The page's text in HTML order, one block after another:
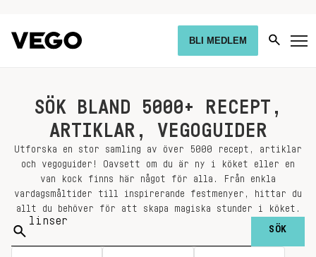
BLI MEDLEM
SÖK BLAND 5000+ RECEPT,
ARTIKLAR, VEGOGUIDER
Utforska en stor samling av över 5000 recept, artiklar
och vegoguider! Oavsett om du är ny i köket eller en
van kock finns här något för alla. Från enkla
vardagsmåltider till inspirerande festmenyer, hittar du
allt du behöver för att skapa magiska stunder i köket.
Sök
på: